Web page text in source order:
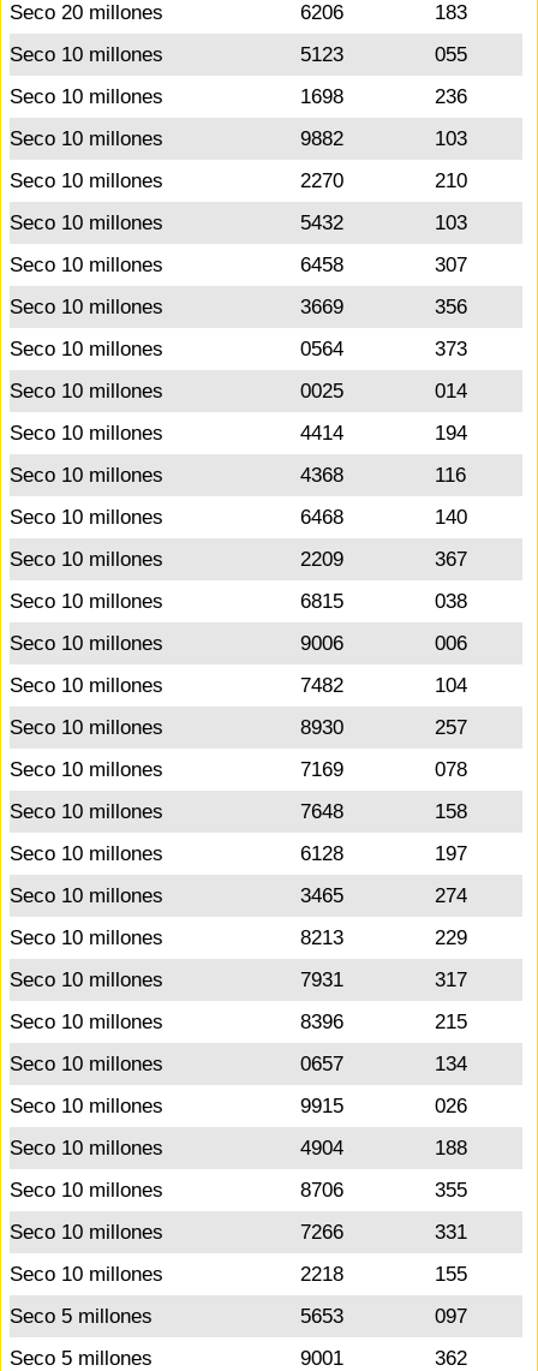
Seco 20 millones 6206
183
Seco 10 millones
5123
055
Seco 10 millones
1698
236
Seco 10 millones
9882
103
Seco 10 millones
2270
210
Seco 10 millones
5432
103
Seco 10 millones
6458
307
Seco 10 millones
3669
356
Seco 10 millones
0564
373
Seco 10 millones
0025
014
Seco 10 millones
4414
194
Seco 10 millones
4368
116
Seco 10 millones
6468
140
Seco 10 millones
2209
367
Seco 10 millones
6815
038
Seco 10 millones
9006
006
Seco 10 millones
7482
104
Seco 10 millones
8930
257
Seco 10 millones
7169
078
Seco 10 millones
7648
158
Seco 10 millones
6128
197
Seco 10 millones
3465
274
Seco 10 millones
8213
229
Seco 10 millones
7931
317
Seco 10 millones
8396
215
Seco 10 millones
0657
134
Seco 10 millones
9915
026
Seco 10 millones
4904
188
Seco 10 millones
8706
355
Seco 10 millones
7266
331
Seco 10 millones
2218
155
Seco 5 millones
5653
097
Seco 5 millones
9001
362